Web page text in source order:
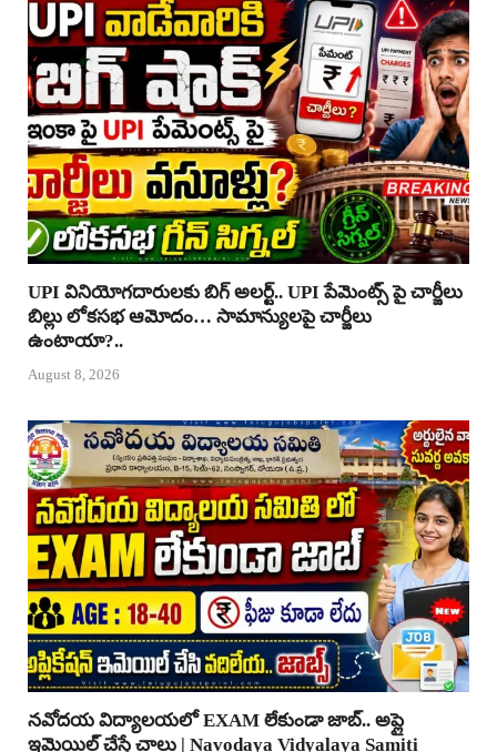
UPI వినియోగదారులకు బిగ్ అలర్ట్.. UPI పేమెంట్స్ పై చార్జీలు
బిల్లు లోకసభ ఆమోదం… సామాన్యులపై చార్జీలు
ఉంటాయా?..
August 8, 2026
నవోదయ విద్యాలయలో EXAM లేకుండా జాబ్.. అప్లై
ఇమెయిల్ చేస్తే చాలు | Navodaya Vidyalaya Samiti